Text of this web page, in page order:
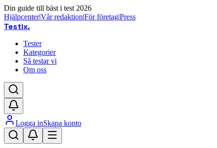
Din guide till bäst i test 2026
Hjälpcenter|Vår redaktion|För företag|Press
Testix.
Tester
Kategorier
Så testar vi
Om oss
Logga inSkapa konto